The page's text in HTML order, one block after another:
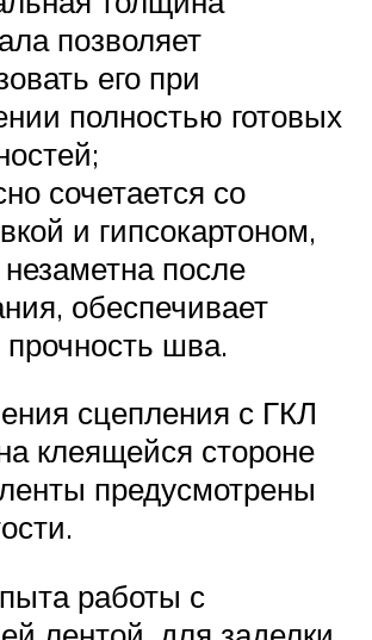
позволяет
его при
полностью готовых
сочетается со
и гипсокартоном,
после
обеспечивает
шва.
сцепления с ГКЛ
клеящейся стороне
предусмотрены
работы с